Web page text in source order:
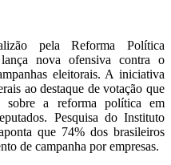
pela Reforma Política
nova ofensiva contra o
eleitorais. A iniciativa
ao destaque de votação que
sobre a reforma política em
Pesquisa do Instituto
que 74% dos brasileiros
de campanha por empresas.